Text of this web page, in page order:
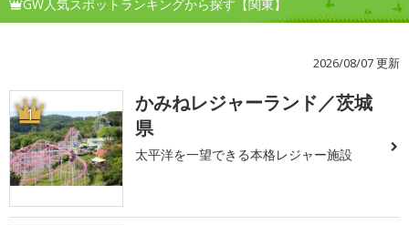
GW人気スポットランキングから探す【関東】
2026/08/07 更新
1
かみねレジャーランド／茨城
県
太平洋を一望できる本格レジャー施設